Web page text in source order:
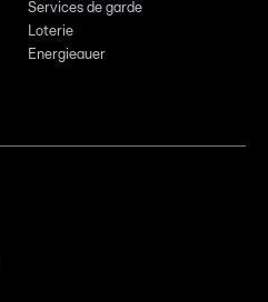
Services de garde
Loterie
Energieauer